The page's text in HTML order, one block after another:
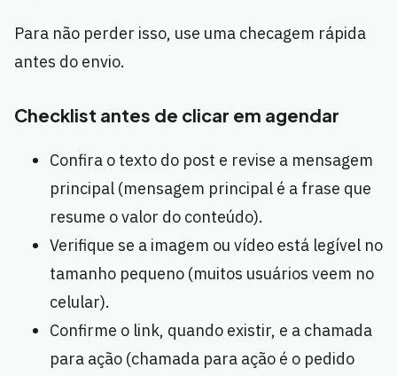
Para não perder isso, use uma checagem rápida
antes do envio.
Checklist antes de clicar em agendar
Confira o texto do post e revise a mensagem
principal (mensagem principal é a frase que
resume o valor do conteúdo).
Verifique se a imagem ou vídeo está legível no
tamanho pequeno (muitos usuários veem no
celular).
Confirme o link, quando existir, e a chamada
para ação (chamada para ação é o pedido